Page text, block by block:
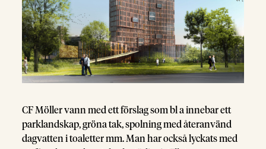
CF Möller vann med ett förslag som bl a innebar ett
parklandskap, gröna tak, spolning med återanvänd
dagvatten i toaletter mm. Man har också lyckats med